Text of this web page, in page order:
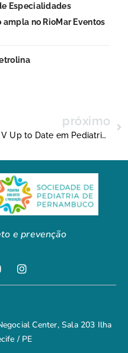
Especialidades
no RioMar Eventos
próximo
V Up to Date em Pediatria aconteceu no Recife
e prevenção
Center, Sala 203 Ilha
/ PE